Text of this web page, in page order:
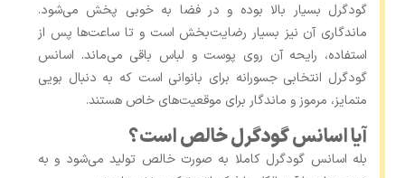
گودگرل بسیار بالا بوده و در فضا به ‌خوبی پخش می‌شود.
ماندگاری آن نیز بسیار رضایت‌بخش است و تا ساعت‌ها پس از
استفاده، رایحه آن روی پوست و لباس باقی می‌ماند. اسانس
گودگرل انتخابی جسورانه برای بانوانی است که به‌ دنبال بویی
متمایز، مرموز و ماندگار برای موقعیت‌های خاص هستند.
آیا اسانس گودگرل خالص است؟
بله اسانس گودگرل کاملا به صورت خالص تولید می‌شود و به